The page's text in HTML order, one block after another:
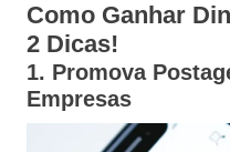
Como Ganhar
2 Dicas!
1. Promova
Empresas